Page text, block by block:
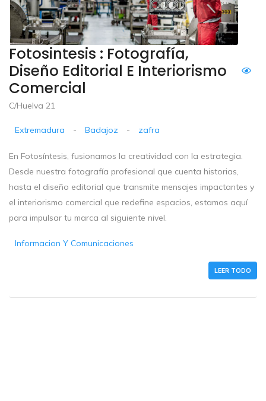
Fotosintesis : Fotografía,
Diseño Editorial E Interiorismo
Comercial
C/Huelva 21
Extremadura - Badajoz - zafra
En Fotosíntesis, fusionamos la creatividad con la estrategia.
Desde nuestra fotografía profesional que cuenta historias,
hasta el diseño editorial que transmite mensajes impactantes y
el interiorismo comercial que redefine espacios, estamos aquí
para impulsar tu marca al siguiente nivel.
Informacion Y Comunicaciones
LEER TODO